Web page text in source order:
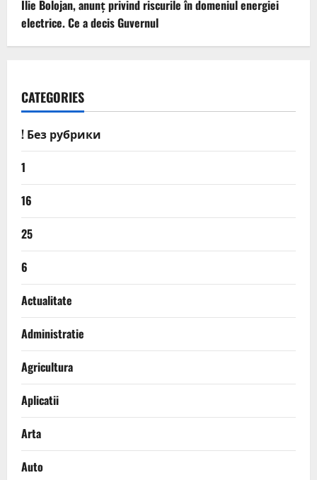
Ilie Bolojan, anunț privind riscurile în domeniul energiei
electrice. Ce a decis Guvernul
CATEGORIES
! Без рубрики
1
16
25
6
Actualitate
Administratie
Agricultura
Aplicatii
Arta
Auto